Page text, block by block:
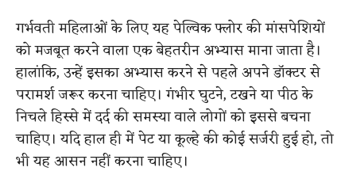
गर्भवती महिलाओं के लिए यह पेल्विक फ्लोर की मांसपेशियों
को मजबूत करने वाला एक बेहतरीन अभ्यास माना जाता है।
हालांकि, उन्हें इसका अभ्यास करने से पहले अपने डॉक्टर से
परामर्श जरूर करना चाहिए। गंभीर घुटने, टखने या पीठ के
निचले हिस्से में दर्द की समस्या वाले लोगों को इससे बचना
चाहिए। यदि हाल ही में पेट या कूल्हे की कोई सर्जरी हुई हो, तो
भी यह आसन नहीं करना चाहिए।